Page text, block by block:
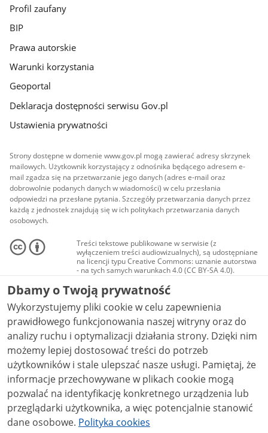
Profil zaufany
BIP
Prawa autorskie
Warunki korzystania
Geoportal
Deklaracja dostępności serwisu Gov.pl
Ustawienia prywatności
Strony dostępne w domenie www.gov.pl mogą zawierać adresy skrzynek
mailowych. Użytkownik korzystający z odnośnika będącego adresem e-
mail zgadza się na przetwarzanie jego danych (adres e-mail oraz
dobrowolnie podanych danych w wiadomości) w celu przesłania
odpowiedzi na przesłane pytania. Szczegóły przetwarzania danych przez
każdą z jednostek znajdują się w ich politykach przetwarzania danych
osobowych.
Treści tekstowe publikowane w serwisie (z
wyłączeniem treści audiowizualnych), są udostępniane
na licencji typu Creative Commons: uznanie autorstwa
- na tych samych warunkach 4.0 (CC BY-SA 4.0).
Materiały audiowizualne, w tym zdjęcia, materiały
audio i wideo, są udostępniane na licencji typu
Creative Commons: uznanie autorstwa użycie
niekomercyjne - bez utworów zależnych 4.0 (CC BY-
NC-ND 4.0), o ile nie jest to stwierdzone inaczej.
Dbamy o Twoją prywatność
Wykorzystujemy pliki cookie w celu zapewnienia
prawidłowego funkcjonowania naszej witryny oraz do
analizy ruchu i optymalizacji działania strony. Dzięki nim
możemy lepiej dostosować treści do potrzeb
użytkowników i stale ulepszać nasze usługi. Pamiętaj, że
informacje przechowywane w plikach cookie mogą
pozwalać na identyfikację konkretnego urządzenia lub
przeglądarki użytkownika, a więc potencjalnie stanowić
dane osobowe. Polityka cookies